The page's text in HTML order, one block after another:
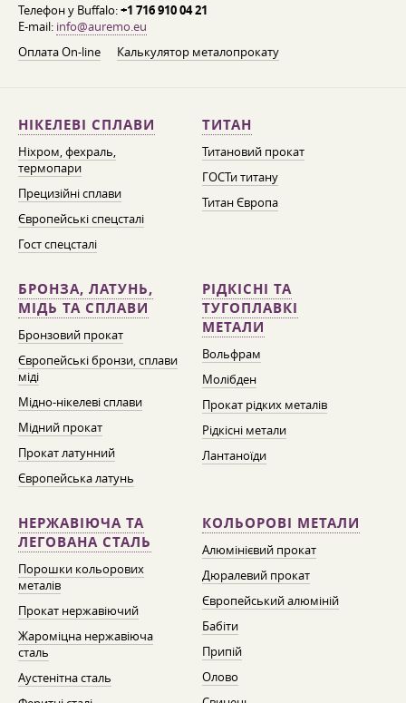
Телефон у Buffalo:+1 716 910 04 21
E-mail: info@auremo.eu
Оплата On-line
Калькулятор металопрокату
НІКЕЛЕВІ СПЛАВИ
Ніхром, фехраль,
термопари
Прецизійні сплави
Європейські спецсталі
Гост спецсталі
ТИТАН
Титановий прокат
ГОСТи титану
Титан Європа
БРОНЗА, ЛАТУНЬ,
МІДЬ ТА СПЛАВИ
Бронзовий прокат
Європейські бронзи, сплави
міді
Мідно-нікелеві сплави
Мідний прокат
Прокат латунний
Європейська латунь
РІДКІСНІ ТА
ТУГОПЛАВКІ
МЕТАЛИ
Вольфрам
Молібден
Прокат рідких металів
Рідкісні метали
Лантаноїди
НЕРЖАВІЮЧА ТА
ЛЕГОВАНА СТАЛЬ
Порошки кольорових
металів
Прокат нержавіючий
Жароміцна нержавіюча
сталь
Аустенітна сталь
КОЛЬОРОВІ МЕТАЛИ
Алюмінієвий прокат
Дюралевий прокат
Європейський алюміній
Бабіти
Припій
Олово